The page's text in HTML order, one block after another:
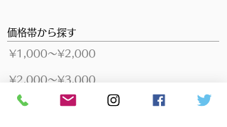
価格帯から探す
​¥1,000～¥2,000
​¥2,000～¥3,000
​¥3,000～¥5,000